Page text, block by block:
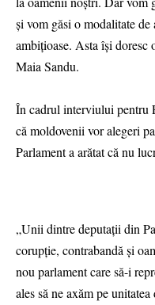
și vom găsi o modalitate
ambițioase. Asta își doresc
Maia Sandu.
În cadrul interviului pentru
că moldovenii vor alegeri
Parlament a arătat că nu
„Unii dintre deputații din
corupție, contrabandă și
nou parlament care să-i
ales să ne axăm pe